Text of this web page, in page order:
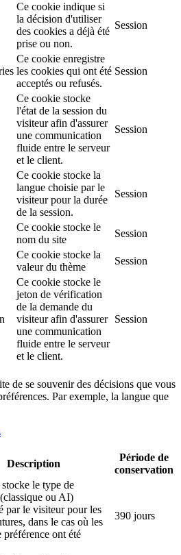
Ce cookie indique si
la décision d'utiliser
des cookies a déjà été
prise ou non.
Session
Ce cookie enregistre
les cookies qui ont été
acceptés ou refusés.
Session
Ce cookie stocke
l'état de la session du
visiteur afin d'assurer
une communication
fluide entre le serveur
et le client.
Session
Ce cookie stocke la
langue choisie par le
visiteur pour la durée
de la session.
Session
Ce cookie stocke le
nom du site
Session
Ce cookie stocke la
valeur du thème
Session
Ce cookie stocke le
jeton de vérification
de la demande du
visiteur afin d'assurer
une communication
fluide entre le serveur
et le client.
Session
de se souvenir des décisions que vous
Par exemple, la langue que
Description
Période de
conservation
le type de
ou AI)
par le visiteur pour les
dans le cas où les
préférence ont été
390 jours